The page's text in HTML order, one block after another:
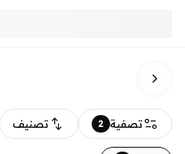
تصفية 2 تصنيف